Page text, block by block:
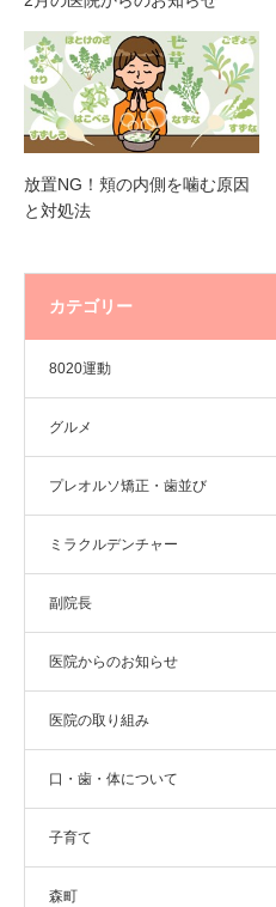
放置NG！頬の内側を噛む原因
と対処法
カテゴリー
8020運動
グルメ
プレオルソ矯正・歯並び
ミラクルデンチャー
副院長
医院からのお知らせ
医院の取り組み
口・歯・体について
子育て
森町